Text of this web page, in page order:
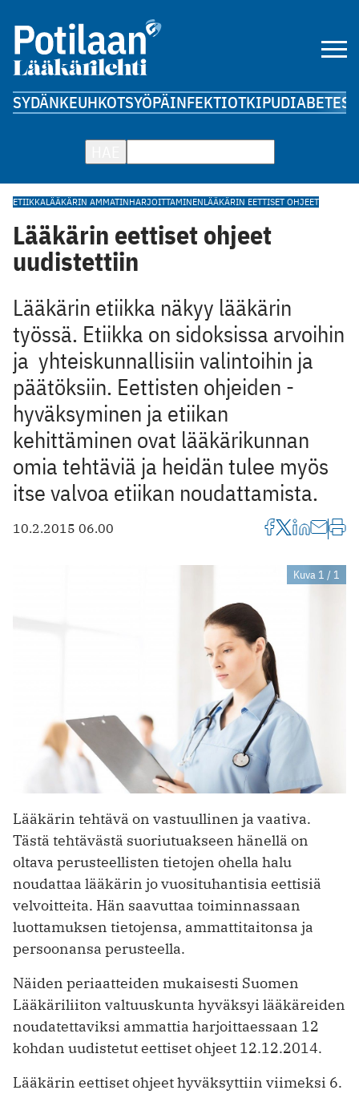
SYDÄNKEUHKOTSYÖPÄINFEKTIOTKIPUDIABETES
ETIIKKALÄÄKÄRIN AMMATINHARJOITTAMINENLÄÄKÄRIN EETTISET OHJEET
Lääkärin eettiset ohjeet
uudistettiin
Lääkärin etiikka näkyy lääkärin
työssä. Etiikka on sidoksissa arvoihin
ja ­ yhteiskunnallisiin valintoihin ja
päätöksiin. Eettisten ohjeiden ­
hyväksyminen ja etiikan
kehittäminen ovat lääkärikunnan
omia tehtäviä ja heidän tulee myös
itse valvoa etiikan noudattamista.
10.2.2015 06.00
Kuva 1 / 1
Lääkärin tehtävä on vastuullinen ja vaativa.
Tästä tehtävästä suoriutuakseen hänellä on
oltava perusteellisten tietojen ohella halu
noudattaa lääkärin jo vuosituhantisia eettisiä
velvoitteita. Hän saavuttaa toiminnassaan
luottamuksen tietojensa, ammattitaitonsa ja
persoonansa perusteella.
Näiden periaatteiden mukaisesti Suomen
Lääkäriliiton valtuuskunta hyväksyi lääkäreiden
noudatettaviksi ammattia harjoittaessaan 12
kohdan uudistetut eettiset ohjeet 12.12.2014.
Lääkärin eettiset ohjeet hyväksyttiin viimeksi 6.